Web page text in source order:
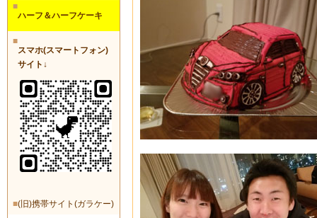
■
ハーフ＆ハーフケーキ
■
スマホ(スマートフォン)
サイト↓
■(旧)携帯サイト(ガラケー)